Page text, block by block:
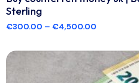
Sterling
€300.00 – €4,500.00